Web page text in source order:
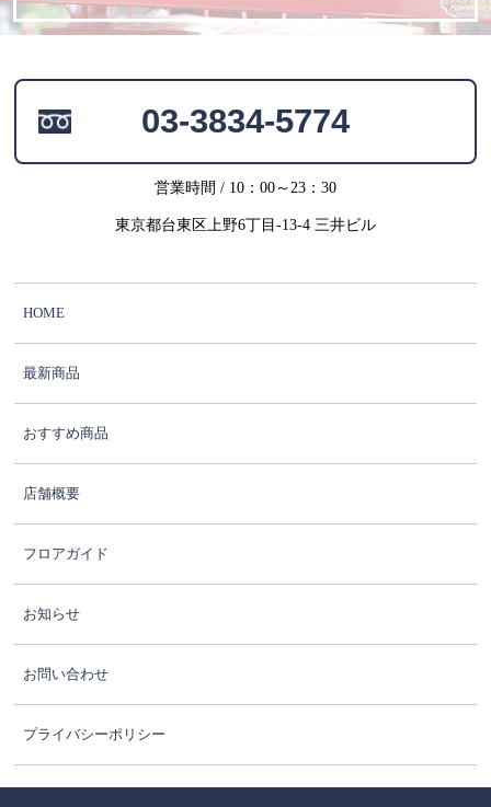
03-3834-5774
営業時間 / 10：00～23：30
東京都台東区上野6丁目-13-4 三井ビル
HOME
最新商品
おすすめ商品
店舗概要
フロアガイド
お知らせ
お問い合わせ
プライバシーポリシー